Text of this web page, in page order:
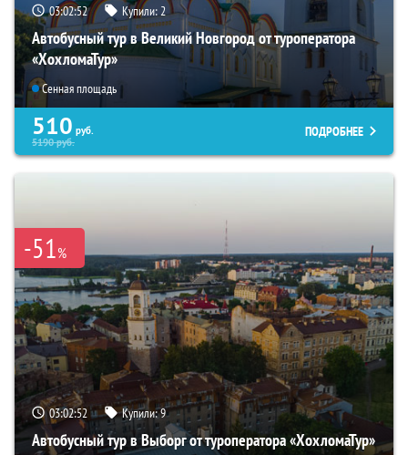
03:02:51 Купили:2
Автобусный тур в Великий Новгород от туроператора
«ХохломаТур»
Сенная площадь
510 руб.
5190руб.
ПОДРОБНЕЕ
-51%
03:02:51 Купили:9
Автобусный тур в Выборг от туроператора «ХохломаТур»